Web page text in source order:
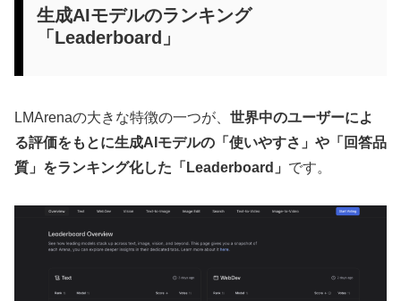
生成AIモデルのランキング
「Leaderboard」
LMArenaの大きな特徴の一つが、 世界中のユーザーによ
る評価をもとに生成AIモデルの「使いやすさ」や「回答品
質」をランキング化した「Leaderboard」 です。